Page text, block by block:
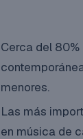
Cerca del
menores.
Las más
en música de